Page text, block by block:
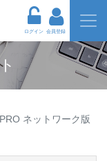
ログイン 会員登録
ネットワーク版